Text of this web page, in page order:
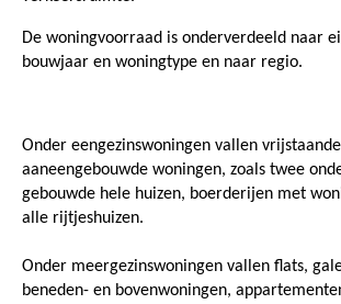
De woningvoorraad is onderverdeeld naar
bouwjaar en woningtype en naar regio.
Onder eengezinswoningen vallen
aaneengebouwde woningen, zoals twee
gebouwde hele huizen, boerderijen met
alle rijtjeshuizen.
Onder meergezinswoningen vallen flats,
beneden- en bovenwoningen,